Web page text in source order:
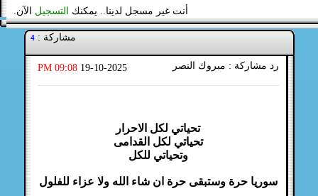
أنت غير مسجل لدينا.. يمكنك التسجيل الآن.
مشاركة :4
رد مشاركة : مبروك النصر 19-10-2025
09:08 PM
تحياتي لكل الاحرار
تحياتي لكل القدامى
وتحياتي للكل
سوريا حرة وستبقى حرة ان شاء الله ولا عزاء للفلول